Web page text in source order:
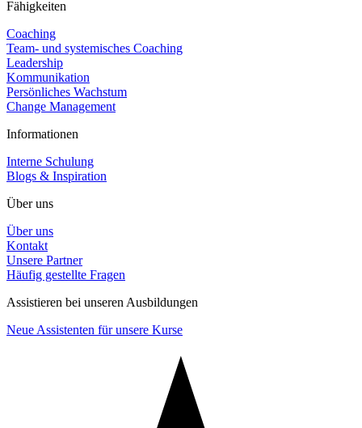
Fähigkeiten
Coaching
Team- und systemisches Coaching
Leadership
Kommunikation
Persönliches Wachstum
Change Management
Informationen
Interne Schulung
Blogs & Inspiration
Über uns
Über uns
Kontakt
Unsere Partner
Häufig gestellte Fragen
Assistieren bei unseren Ausbildungen
Neue Assistenten für unsere Kurse